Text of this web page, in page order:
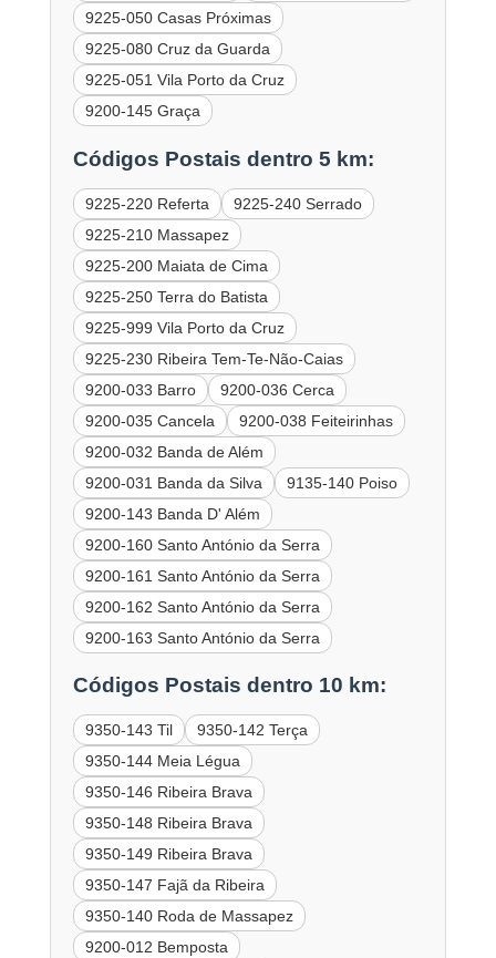
9225-050 Casas Próximas
9225-080 Cruz da Guarda
9225-051 Vila Porto da Cruz
9200-145 Graça
Códigos Postais dentro 5 km:
9225-220 Referta
9225-240 Serrado
9225-210 Massapez
9225-200 Maiata de Cima
9225-250 Terra do Batista
9225-999 Vila Porto da Cruz
9225-230 Ribeira Tem-Te-Não-Caias
9200-033 Barro
9200-036 Cerca
9200-035 Cancela
9200-038 Feiteirinhas
9200-032 Banda de Além
9200-031 Banda da Silva
9135-140 Poiso
9200-143 Banda D' Além
9200-160 Santo António da Serra
9200-161 Santo António da Serra
9200-162 Santo António da Serra
9200-163 Santo António da Serra
Códigos Postais dentro 10 km:
9350-143 Til
9350-142 Terça
9350-144 Meia Légua
9350-146 Ribeira Brava
9350-148 Ribeira Brava
9350-149 Ribeira Brava
9350-147 Fajã da Ribeira
9350-140 Roda de Massapez
9200-012 Bemposta